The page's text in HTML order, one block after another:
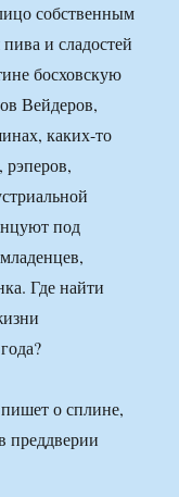
собственным
и сладостей
босховскую
Вейдеров,
каких-то
рэперов,
под
Где найти
о сплине,
преддверии